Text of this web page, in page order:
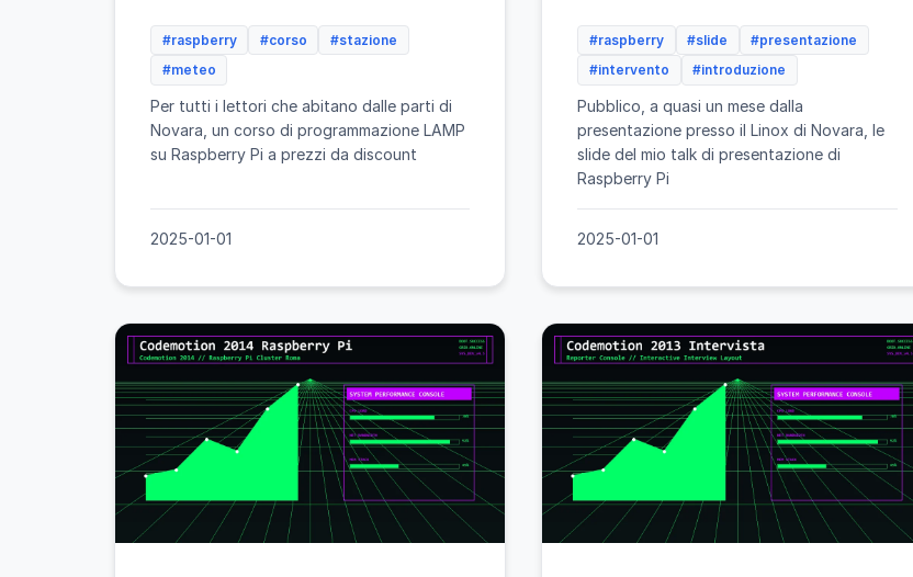
#raspberry #corso
#stazione
#meteo
Per tutti i lettori che abitano dalle parti di
Novara, un corso di programmazione LAMP
su Raspberry Pi a prezzi da discount
2025-01-01
#raspberry #slide
#presentazione
#intervento
#introduzione
Pubblico, a quasi un mese dalla
presentazione presso il Linox di Novara, le
slide del mio talk di presentazione di
Raspberry Pi
2025-01-01